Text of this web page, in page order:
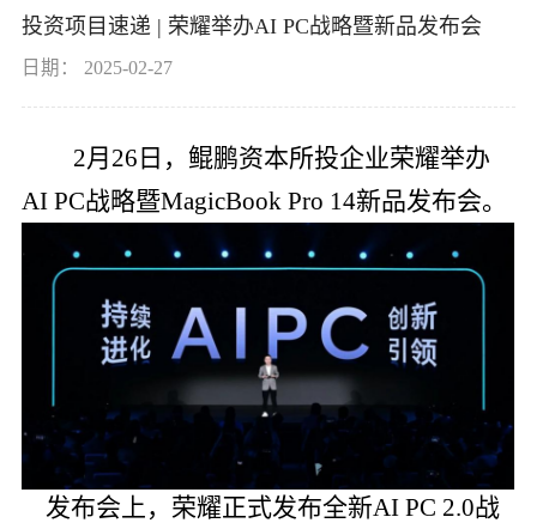
党的建
联系我
投资项目速递 | 荣耀举办AI PC战略暨新品发布会
日期： 2025-02-27
2月26日，鲲鹏资本所投企业荣耀举办
AI PC战略暨MagicBook Pro 14新品发布会。
发布会上，荣耀正式发布全新AI PC 2.0战